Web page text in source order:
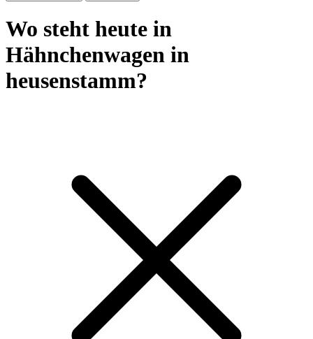
Wo steht heute in
Hähnchenwagen in
heusenstamm?